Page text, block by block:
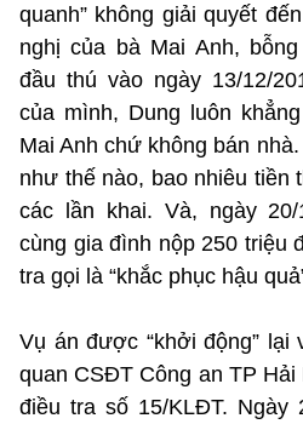
quanh” không giải quyết
nghị của bà Mai Anh,
đầu thú vào ngày 13/12/
của mình, Dung luôn
Mai Anh chứ không bán
như thế nào, bao nhiêu tiền
các lần khai. Và, ngày
cùng gia đình nộp 250 triệu
tra gọi là “khắc phục hậu
Vụ án được “khởi động” lại
quan CSĐT Công an TP Hải
điều tra số 15/KLĐT. Ngày